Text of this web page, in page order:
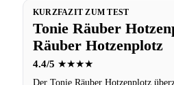
KURZFAZIT ZUM TEST
Tonie Räuber
Räuber Hotzenplotz
4.4/5 ★★★★
Der Tonie Räuber Hotzenplotz